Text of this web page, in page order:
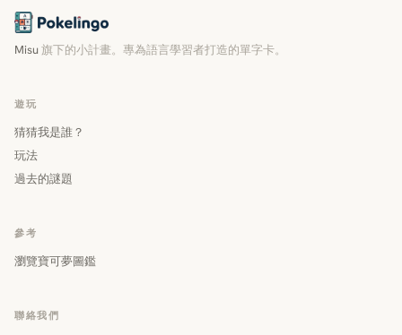
Misu旗下的小計畫。專為語言學習者打造的單字卡。
遊玩
猜猜我是誰？
玩法
過去的謎題
參考
瀏覽寶可夢圖鑑
聯絡我們